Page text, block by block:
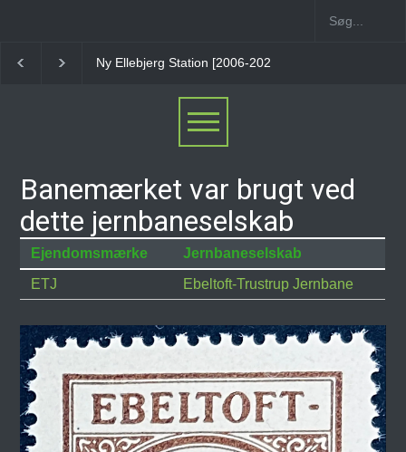
Ny Ellebjerg Station [2006-2023]
Banemærket var brugt ved
dette jernbaneselskab
Ejendomsmærke
Jernbaneselskab
ETJ
Ebeltoft-Trustrup Jernbane